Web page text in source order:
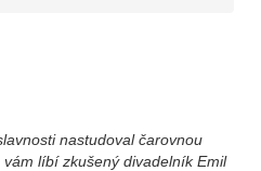
nastudoval čarovnou
líbí zkušený divadelník Emil